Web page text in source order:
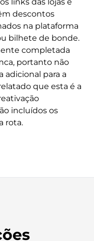
descontos
na plataforma
bilhete de bonde.
completada
portanto não
adicional para a
que esta é a
incluídos os
rota.